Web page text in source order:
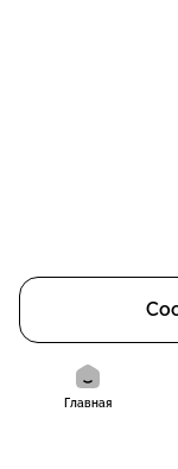
Главная